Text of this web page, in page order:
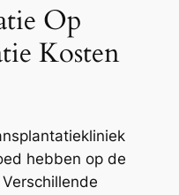
Op
Kosten
hebben op de